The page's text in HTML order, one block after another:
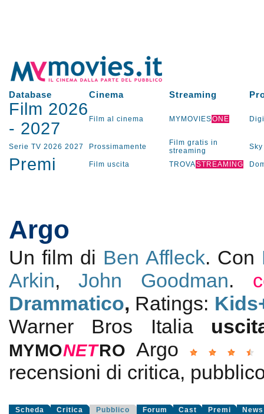
Database Cinema Streaming
Film 2026
- 2027 Film al cinema MYMOVIESONE
Serie TV 2026 2027 Prossimamente
Film gratis in
streaming
Sky
Premi Film uscita TROVASTREAMING
Argo
Un film di Ben Affleck. Con
Arkin,John Goodman.
Drammatico, Ratings:
Warner Bros Italia
MYMONETRO
Argo
recensioni di critica,
Scheda Critica Pubblico Forum Cast Premi News